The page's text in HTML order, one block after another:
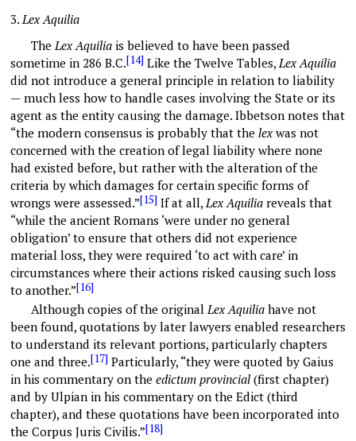
3.Lex Aquilia
The Lex Aquiliais believed to have been passed
sometime in 286 B.C.[14] Like the Twelve Tables, Lex Aquilia
did not introduce a general principle in relation to liability
— much less how to handle cases involving the State or its
agent as the entity causing the damage. Ibbetson notes that
“the modern consensus is probably that the lexwas not
concerned with the creation of legal liability where none
had existed before, but rather with the alteration of the
criteria by which damages for certain specific forms of
wrongs were assessed.”[15] If at all, Lex Aquilia reveals that
“while the ancient Romans ‘were under no general
obligation’ to ensure that others did not experience
material loss, they were required ‘to act with care’ in
circumstances where their actions risked causing such loss
to another.”[16]
Although copies of the original Lex Aquilia have not
been found, quotations by later lawyers enabled researchers
to understand its relevant portions, particularly chapters
one and three.[17] Particularly, “they were quoted by Gaius
in his commentary on the edictum provincial(first chapter)
and by Ulpian in his commentary on the Edict (third
chapter), and these quotations have been incorporated into
the Corpus Juris Civilis.”[18]